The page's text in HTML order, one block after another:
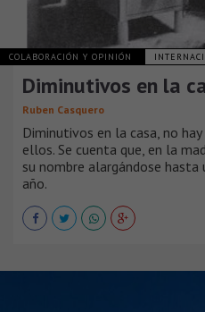
COLABORACIÓN Y OPINIÓN
Diminutivos en la
Ruben Casquero
Diminutivos en la casa, no
ellos. Se cuenta que, en la
su nombre alargándose
año.